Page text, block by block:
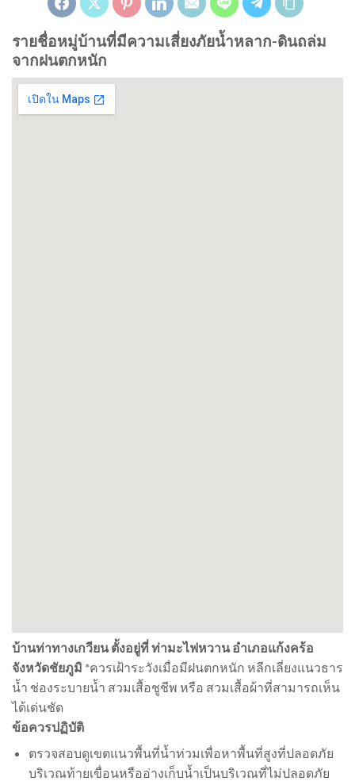
รายชื่อหมู่บ้านที่มีความเสี่ยงภัยน้ำหลาก-ดินถล่ม
จากฝนตกหนัก
บ้านท่าทางเกวียน ตั้งอยู่ที่ ท่ามะไฟหวาน อำเภอแก้งคร้อ
จังหวัดชัยภูมิ *ควรเฝ้าระวังเมื่อมีฝนตกหนัก หลีกเลี่ยงแนวธาร
น้ำ ช่องระบายน้ำ สวมเสื้อชูชีพ หรือ สวมเสื้อผ้าที่สามารถเห็น
ได้เด่นชัด
ข้อควรปฏิบัติ
ตรวจสอบดูเขตแนวพื้นที่น้ำท่วมเพื่อหาพื้นที่สูงที่ปลอดภัย
บริเวณท้ายเขื่อนหรืออ่างเก็บน้ำเป็นบริเวณที่ไม่ปลอดภัย